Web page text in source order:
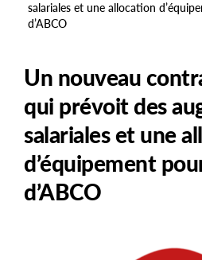
salariales et une allocation
d’ABCO
Un nouveau
qui prévoit des
salariales et une
d’équipement
d’ABCO